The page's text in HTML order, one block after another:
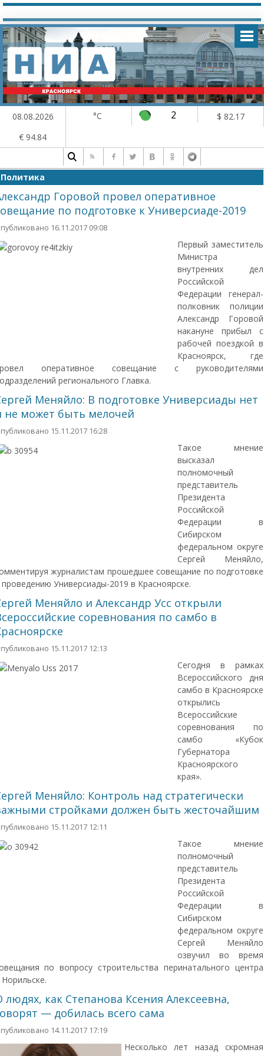
08.08.2026 °C 2
$ 82.17
€ 94.84
Политика
Горовой провел оперативное
по подготовке к Универсиаде-2019
16.11.2017 09:08
Первый заместитель
Министра
внутренних дел
Российской
Федерации генерал-
полковник полиции
Александр Горовой
накануне прибыл с
рабочей поездкой в
Красноярск, где
оперативное совещание с руководителями
регионального Главка.
Меняйло: В подготовке Универсиады нет
не может быть мелочей
15.11.2017 16:28
Такое мнение
высказал
полномочный
представитель
Президента
Российской
Федерации в
Сибирском
федеральном округе
Сергей Меняйло,
журналистам прошедшее совещание по подготовке
Универсиады-2019 в Красноярске.
Меняйло и Александр Усс открыли
соревнования по самбо в
15.11.2017 12:13
Сегодня в рамках
Всероссийского дня
самбо в Красноярске
открылись
Всероссийские
соревнования по
самбо «Кубок
Губернатора
Красноярского
края».
Меняйло: Контроль над стратегически
стройками должен быть жесточайшим
15.11.2017 12:11
Такое мнение
полномочный
представитель
Президента
Российской
Федерации в
Сибирском
федеральном округе
Сергей Меняйло
озвучил во время
по вопросу строительства перинатального центра
людях, как Степанова Ксения Алексеевна,
— добилась всего сама
14.11.2017 17:19
Несколько лет назад скромная